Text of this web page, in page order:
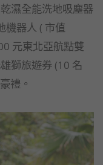
濕全能洗地吸塵器
機器人 ( 市值
元東北亞航點雙
獅旅遊券 (10 名
禮。